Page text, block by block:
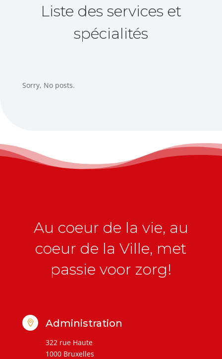
Liste des services et
spécialités
Sorry, No posts.
Au coeur de la vie, au
coeur de la Ville, met
passie voor zorg!
 Administration
322 rue Haute
1000 Bruxelles